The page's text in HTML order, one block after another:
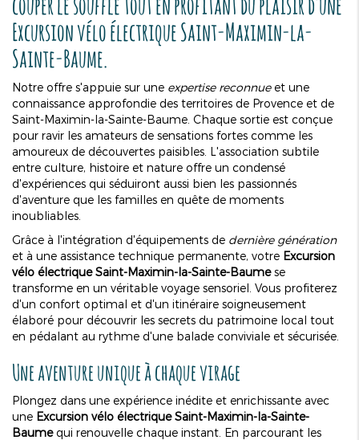
Excursion vélo électrique Saint-Maximin-la-
Sainte-Baume.
Notre offre s'appuie sur une expertise reconnueet une
connaissance approfondie des territoires de Provence et de
Saint-Maximin-la-Sainte-Baume. Chaque sortie est conçue
pour ravir les amateurs de sensations fortes comme les
amoureux de découvertes paisibles. L'association subtile
entre culture, histoire et nature offre un condensé
d'expériences qui séduiront aussi bien les passionnés
d'aventure que les familles en quête de moments
inoubliables.
Grâce à l'intégration d'équipements de dernière génération
et à une assistance technique permanente, votre Excursion
vélo électrique Saint-Maximin-la-Sainte-Baumese
transforme en un véritable voyage sensoriel. Vous profiterez
d'un confort optimal et d'un itinéraire soigneusement
élaboré pour découvrir les secrets du patrimoine local tout
en pédalant au rythme d'une balade conviviale et sécurisée.
Une aventure unique à chaque virage
Plongez dans une expérience inédite et enrichissante avec
une Excursion vélo électrique Saint-Maximin-la-Sainte-
Baumequi renouvelle chaque instant. En parcourant les